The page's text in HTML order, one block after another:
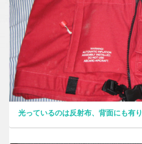
光っているのは反射布、背面にも有り